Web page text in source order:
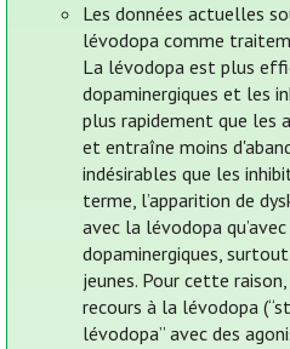
Les données actuelles
lévodopa comme
La lévodopa est plus
dopaminergiques et les
plus rapidement que les
et entraîne moins
indésirables que les
terme, l’apparition de
avec la lévodopa
dopaminergiques,
jeunes. Pour cette
recours à la lévodopa
lévodopa” avec des